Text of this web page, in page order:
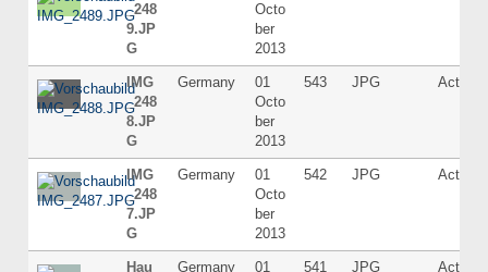
_248
9.JP
G
Octo
ber
2013
IMG
_248
8.JP
G
Germany
01
Octo
ber
2013
543 JPG Active
IMG
_248
7.JP
G
Germany
01
Octo
ber
2013
542 JPG Active
Hau
Germany
01
541 JPG Active